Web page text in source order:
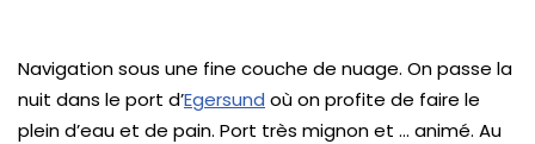
Navigation sous une fine couche de nuage. On passe la
nuit dans le port d’Egersund où on profite de faire le
plein d’eau et de pain. Port très mignon et … animé. Au